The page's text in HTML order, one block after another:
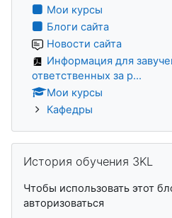
Мои курсы
Блоги сайта
Новости сайта
Информация для
ответственных за р...
Мои курсы
Кафедры
История обучения 3KL
Чтобы использовать этот
авторизоваться